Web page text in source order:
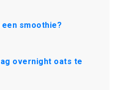
smoothie?
overnight oats te